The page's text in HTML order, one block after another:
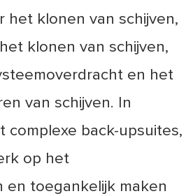
het klonen van schijven,
klonen van schijven,
en het
van schijven. In
complexe back-upsuites,
op het
en toegankelijk maken